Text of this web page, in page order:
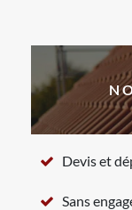
Devis et
Sans